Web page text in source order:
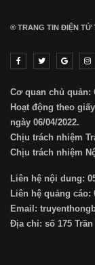
® TRANG TIN ĐIỆN TỬ
Cơ quan chủ quản:
Hoạt động theo
ngày 06/04/2022.
Chịu trách nhiệm
Chịu trách nhiệm
Liên hệ nội dung:
Liên hệ quảng cáo:
Email:
Địa chỉ: số 175